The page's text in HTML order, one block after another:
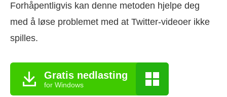
Forhåpentligvis kan denne metoden hjelpe deg
med å løse problemet med at Twitter-videoer ikke
spilles.
Gratis nedlasting
for Windows